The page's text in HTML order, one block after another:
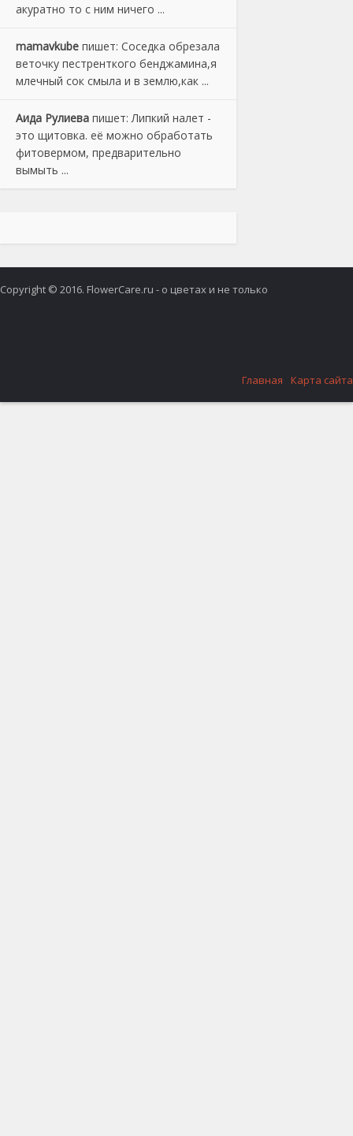
акуратно то с ним ничего ...
mamavkube пишет: Соседка обрезала
веточку пестренткого бенджамина,я
млечный сок смыла и в землю,как ...
Аида Рулиева пишет:Липкий налет -
это щитовка. её можно обработать
фитовермом, предварительно
вымыть ...
Copyright © 2016. FlowerCare.ru - о цветах и не только
Главная Карта сайта